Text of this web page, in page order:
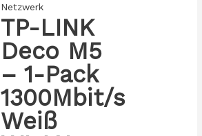
Netzwerk
TP-LINK
Deco M5
– 1-Pack
1300Mbit/s
Weiß